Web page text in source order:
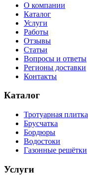
О компании
Каталог
Услуги
Работы
Отзывы
Статьи
Вопросы и ответы
Регионы доставки
Контакты
Каталог
Тротуарная плитка
Брусчатка
Бордюры
Водостоки
Газонные решётки
Услуги